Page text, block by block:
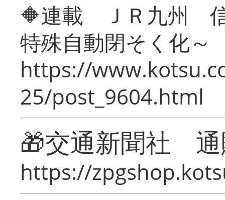
🔶連載 ＪＲ九州 信
特殊自動閉そく化～
https://
25/post_9604.html
🎁交通新聞社
https://